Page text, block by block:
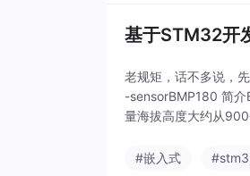
基于STM32开
老规矩，话不多说，
-sensorBMP180 简
量海拔高度大约从
#嵌入式